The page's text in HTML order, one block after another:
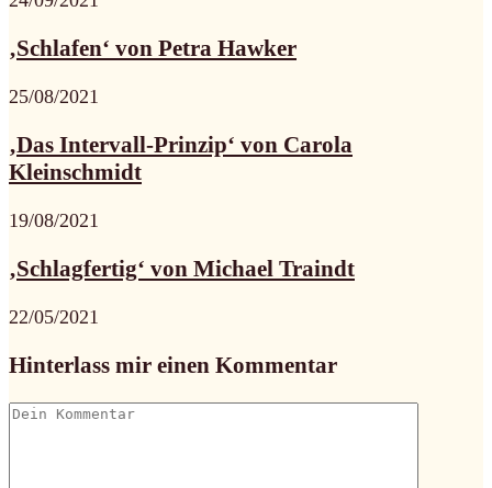
‚Schlafen‘ von Petra Hawker
25/08/2021
‚Das Intervall-Prinzip‘ von Carola
Kleinschmidt
19/08/2021
‚Schlagfertig‘ von Michael Traindt
22/05/2021
Hinterlass mir einen Kommentar